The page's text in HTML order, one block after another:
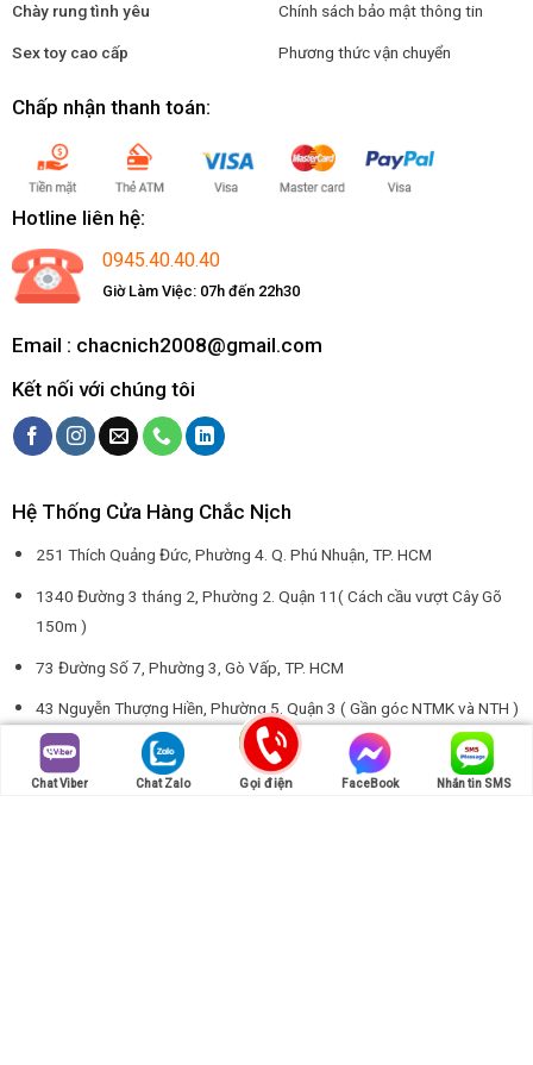
Chày rung tình yêu
Sex toy cao cấp
Chính sách bảo mật thông tin
Phương thức vận chuyển
Chấp nhận thanh toán:
Hotline liên hệ:
0945.40.40.40
Giờ Làm Việc: 07h đến 22h30
Email : chacnich2008@gmail.com
Kết nối với chúng tôi
Hệ Thống Cửa Hàng Chắc Nịch
251 Thích Quảng Đức, Phường 4. Q. Phú Nhuận, TP. HCM
1340 Đường 3 tháng 2, Phường 2. Quận 11( Cách cầu vượt Cây Gõ
150m )
73 Đường Số 7, Phường 3, Gò Vấp, TP. HCM
43 Nguyễn Thượng Hiền, Phường 5. Quận 3 ( Gần góc NTMK và NTH )
29/21 Hoàng Hoa Thám, Phường 6. Q. Bình Thạnh, TP. HCM
1021 Ấp Chiến Lược, Phường Bình Trị Đông A. Q. Bình Tân, TP. HCM
Chat Viber Chat Zalo Gọi điện FaceBook Nhắn tin SMS